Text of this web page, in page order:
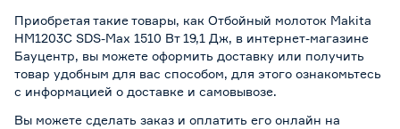
Приобретая такие товары, как Отбойный молоток Makita
HM1203C SDS-Max 1510 Вт 19,1 Дж, в интернет-магазине
Бауцентр, вы можете оформить доставку или получить
товар удобным для вас способом, для этого ознакомьтесь
с информацией о доставке и самовывозе.
Вы можете сделать заказ и оплатить его онлайн на